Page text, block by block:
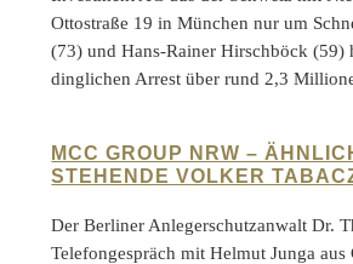
Ottostraße 19 in München nur um
(73) und Hans-Rainer Hirschböck (59)
dinglichen Arrest über rund 2,3
MCC GROUP NRW –
STEHENDE VOLKER
Der Berliner Anlegerschutzanwalt Dr.
Telefongespräch mit Helmut Junga